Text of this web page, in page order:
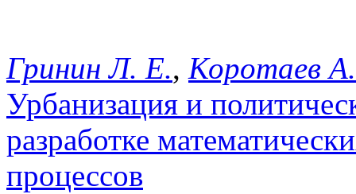
Гринин Л. Е., Коротаев
Урбанизация и
разработке
процессов